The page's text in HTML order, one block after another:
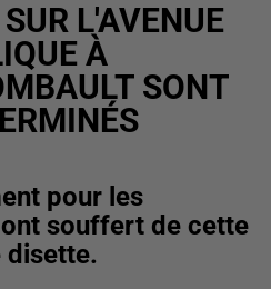
L'AVENUE
À
SONT
pour les
souffert de cette
disette.